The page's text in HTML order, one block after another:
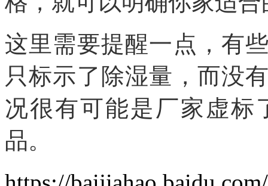
这里需要提醒一点，有
只标示了除湿量，而没
况很有可能是厂家虚标
品。